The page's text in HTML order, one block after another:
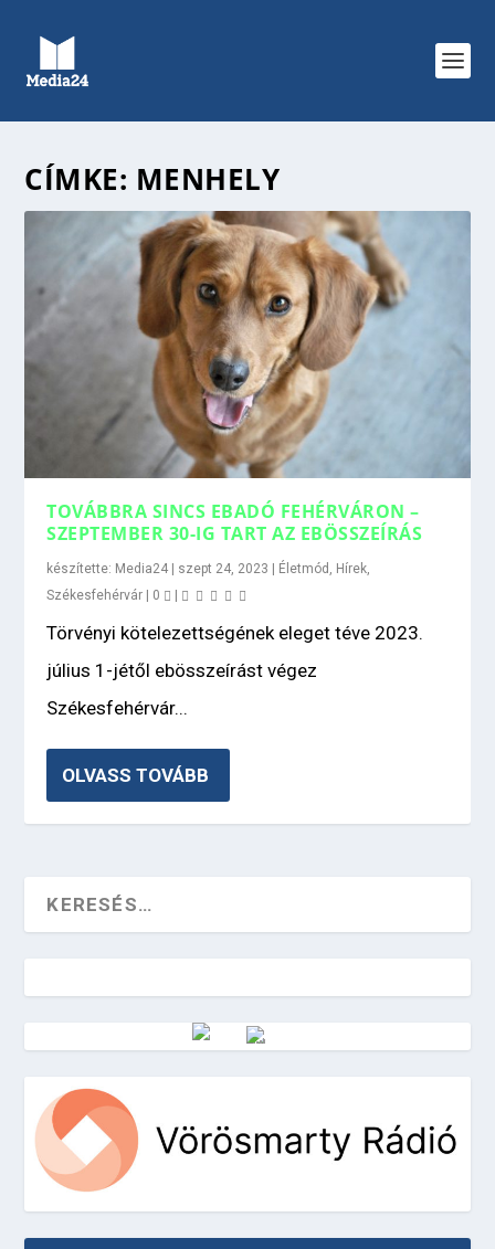
CÍMKE: MENHELY
TOVÁBBRA SINCS EBADÓ FEHÉRVÁRON –
SZEPTEMBER 30-IG TART AZ EBÖSSZEÍRÁS
készítette: Media24 | szept 24, 2023 | Életmód Hírek
Székesfehérvár | 0 |
Törvényi kötelezettségének eleget téve 2023.
július 1-jétől ebösszeírást végez
Székesfehérvár...
OLVASS TOVÁBB
Vörösmarty Rádió